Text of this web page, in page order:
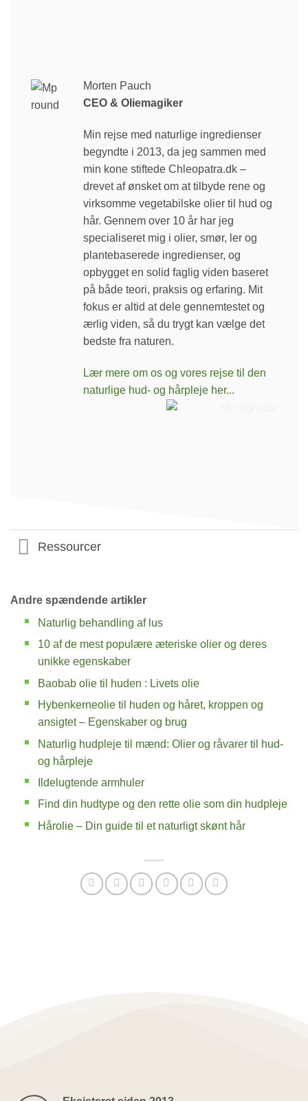
Morten Pauch
CEO & Oliemagiker
Min rejse med naturlige ingredienser
begyndte i 2013, da jeg sammen med
min kone stiftede Chleopatra.dk –
drevet af ønsket om at tilbyde rene og
virksomme vegetabilske olier til hud og
hår. Gennem over 10 år har jeg
specialiseret mig i olier, smør, ler og
plantebaserede ingredienser, og
opbygget en solid faglig viden baseret
på både teori, praksis og erfaring. Mit
fokus er altid at dele gennemtestet og
ærlig viden, så du trygt kan vælge det
bedste fra naturen.
Lær mere om os og vores rejse til den
naturlige hud- og hårpleje her...
Ressourcer
Andre spændende artikler
Naturlig behandling af lus
10 af de mest populære æteriske olier og deres
unikke egenskaber
Baobab olie til huden : Livets olie
Hybenkerneolie til huden og håret, kroppen og
ansigtet – Egenskaber og brug
Naturlig hudpleje til mænd: Olier og råvarer til hud-
og hårpleje
Ildelugtende armhuler
Find din hudtype og den rette olie som din hudpleje
Hårolie – Din guide til et naturligt skønt hår